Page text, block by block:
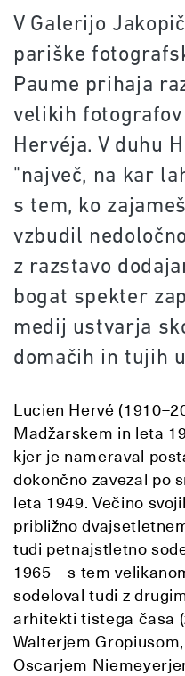
V Galerijo
pariške
Paume prihaja
velikih
Hervéja. V duhu
"največ, na kar
s tem, ko
vzbudil
z razstavo
bogat spekter
medij ustvarja
domačih in tujih
Lucien Hervé
Madžarskem in leta
kjer je nameraval
dokončno zavezal po
leta 1949. Večino
približno
tudi petnajstletno
1965 – s tem
sodeloval tudi z
arhitekti tistega časa
Walterjem
Oscarjem